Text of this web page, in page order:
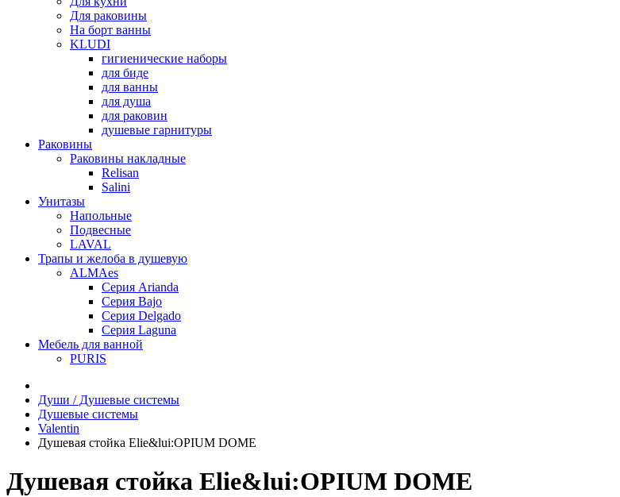
Для раковины
На борт ванны
KLUDI
гигиенические наборы
для биде
для ванны
для душа
для раковин
душевые гарнитуры
Раковины
Раковины накладные
Relisan
Salini
Унитазы
Напольные
Подвесные
LAVAL
Трапы и желоба в душевую
ALMAes
Серия Arianda
Серия Bajo
Серия Delgado
Серия Laguna
Мебель для ванной
PURIS
Души / Душевые системы
Душевые системы
Valentin
Душевая стойка Elie&lui:OPIUM DOME
Душевая стойка Elie&lui:OPIUM DOME